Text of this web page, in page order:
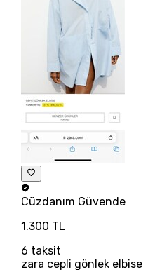
Cüzdanım Güvende
1.300 TL
6 taksit
zara cepli gönlek elbise